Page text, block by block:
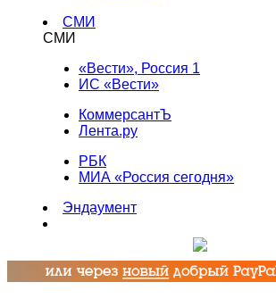
СМИ
СМИ
«Вести», Россия 1
ИС «Вести»
КоммерсантЪ
Лента.ру
РБК
МИА «Россия сегодня»
Эндаумент